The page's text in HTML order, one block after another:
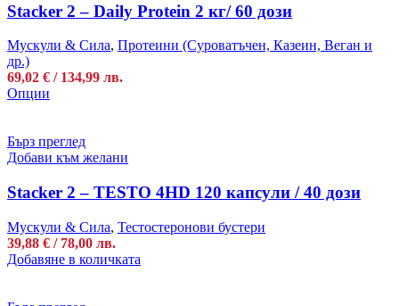
Stacker 2 – Daily Protein 2 кг/ 60 дози
Мускули & Сила, Протеини (Суроватъчен, Казеин, Веган и
др.)
69,02 € / 134,99 лв.
Опции
multiple
variants.
options
may
chosen
on
the
Бърз преглед
Добави към желани
Stacker 2 – TESTO 4HD 120 капсули / 40 дози
Мускули & Сила, Тестостеронови бустери
39,88 € / 78,00 лв.
Добавяне в количката